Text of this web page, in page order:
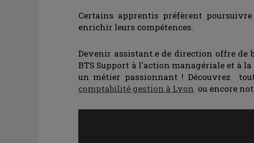
Certains apprentis préfèrent
enrichir leurs compétences.
Devenir assistant.e de direction offre de
BTS Support à l'action managériale et à
un métier passionnant ! Découvrez
comptabilité gestion à Lyon ou encore